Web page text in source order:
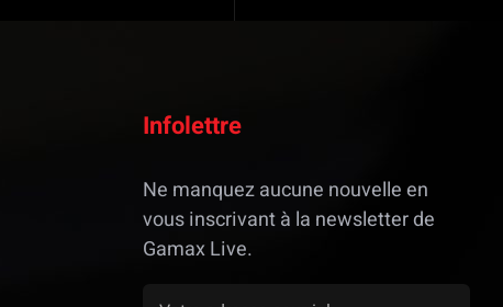
Infolettre
Ne manquez aucune nouvelle en
vous inscrivant à la newsletter de
Gamax Live.